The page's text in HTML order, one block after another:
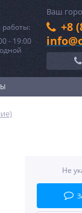
работы:
- 19:00
Ваш
+8
Не